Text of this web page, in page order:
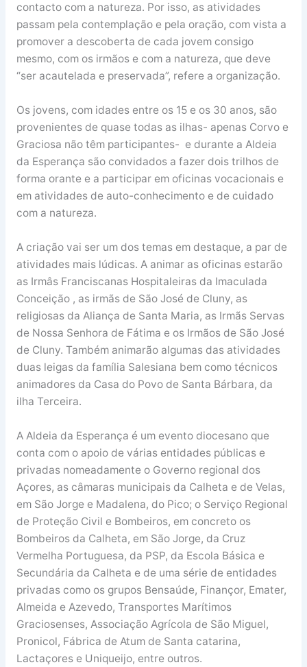
contacto com a natureza. Por isso, as atividades
passam pela contemplação e pela oração, com vista a
promover a descoberta de cada jovem consigo
mesmo, com os irmãos e com a natureza, que deve
“ser acautelada e preservada”, refere a organização.
Os jovens, com idades entre os 15 e os 30 anos, são
provenientes de quase todas as ilhas- apenas Corvo e
Graciosa não têm participantes- e durante a Aldeia
da Esperança são convidados a fazer dois trilhos de
forma orante e a participar em oficinas vocacionais e
em atividades de auto-conhecimento e de cuidado
com a natureza.
A criação vai ser um dos temas em destaque, a par de
atividades mais lúdicas. A animar as oficinas estarão
as Irmâs Franciscanas Hospitaleiras da Imaculada
Conceição , as irmãs de São José de Cluny, as
religiosas da Aliança de Santa Maria, as Irmãs Servas
de Nossa Senhora de Fátima e os Irmãos de São José
de Cluny. Também animarão algumas das atividades
duas leigas da família Salesiana bem como técnicos
animadores da Casa do Povo de Santa Bárbara, da
ilha Terceira.
A Aldeia da Esperança é um evento diocesano que
conta com o apoio de várias entidades públicas e
privadas nomeadamente o Governo regional dos
Açores, as câmaras municipais da Calheta e de Velas,
em São Jorge e Madalena, do Pico; o Serviço Regional
de Proteção Civil e Bombeiros, em concreto os
Bombeiros da Calheta, em São Jorge, da Cruz
Vermelha Portuguesa, da PSP, da Escola Básica e
Secundária da Calheta e de uma série de entidades
privadas como os grupos Bensaúde, Finançor, Emater,
Almeida e Azevedo, Transportes Marítimos
Graciosenses, Associação Agrícola de São Miguel,
Pronicol, Fábrica de Atum de Santa catarina,
Lactaçores e Uniqueijo, entre outros.